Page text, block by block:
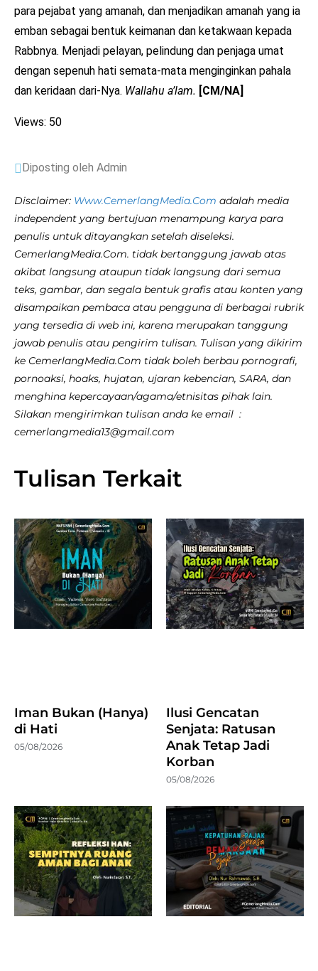
para pejabat yang amanah, dan menjadikan amanah yang ia
emban sebagai bentuk keimanan dan ketakwaan kepada
Rabbnya. Menjadi pelayan, pelindung dan penjaga umat
dengan sepenuh hati semata-mata menginginkan pahala
dan keridaan dari-Nya. Wallahu a’lam. [CM/NA]
Views: 50
Diposting oleh Admin
Disclaimer: Www.CemerlangMedia.Com adalah media
independent yang bertujuan menampung karya para
penulis untuk ditayangkan setelah diseleksi.
CemerlangMedia.Com. tidak bertanggung jawab atas
akibat langsung ataupun tidak langsung dari semua
teks, gambar, dan segala bentuk grafis atau konten yang
disampaikan pembaca atau pengguna di berbagai rubrik
yang tersedia di web ini, karena merupakan tanggung
jawab penulis atau pengirim tulisan. Tulisan yang dikirim
ke CemerlangMedia.Com tidak boleh berbau pornografi,
pornoaksi, hoaks, hujatan, ujaran kebencian, SARA, dan
menghina kepercayaan/agama/etnisitas pihak lain.
Silakan mengirimkan tulisan anda ke email :
cemerlangmedia13@gmail.com
Tulisan Terkait
Iman Bukan (Hanya)
di Hati
05/08/2026
Ilusi Gencatan
Senjata: Ratusan
Anak Tetap Jadi
Korban
05/08/2026